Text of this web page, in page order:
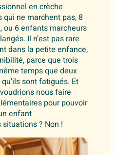
en crèche
qui ne marchent pas, 8
ou 6 enfants marcheurs
Il n’est pas rare
dans la petite enfance,
parce que trois
temps que deux
sont fatigués. Et
nous faire
pour pouvoir
enfant
? Non !